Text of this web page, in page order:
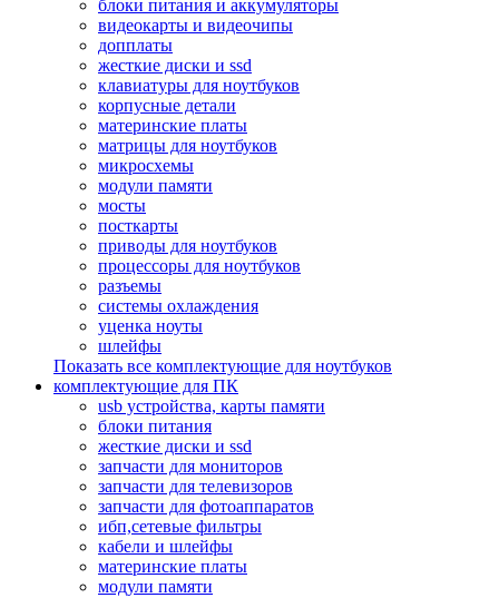
блоки питания и аккумуляторы
видеокарты и видеочипы
допплаты
жесткие диски и ssd
клавиатуры для ноутбуков
корпусные детали
материнские платы
матрицы для ноутбуков
микросхемы
модули памяти
мосты
посткарты
приводы для ноутбуков
процессоры для ноутбуков
разъемы
системы охлаждения
уценка ноуты
шлейфы
Показать все комплектующие для ноутбуков
комплектующие для ПК
usb устройства, карты памяти
блоки питания
жесткие диски и ssd
запчасти для мониторов
запчасти для телевизоров
запчасти для фотоаппаратов
ибп,сетевые фильтры
кабели и шлейфы
материнские платы
модули памяти